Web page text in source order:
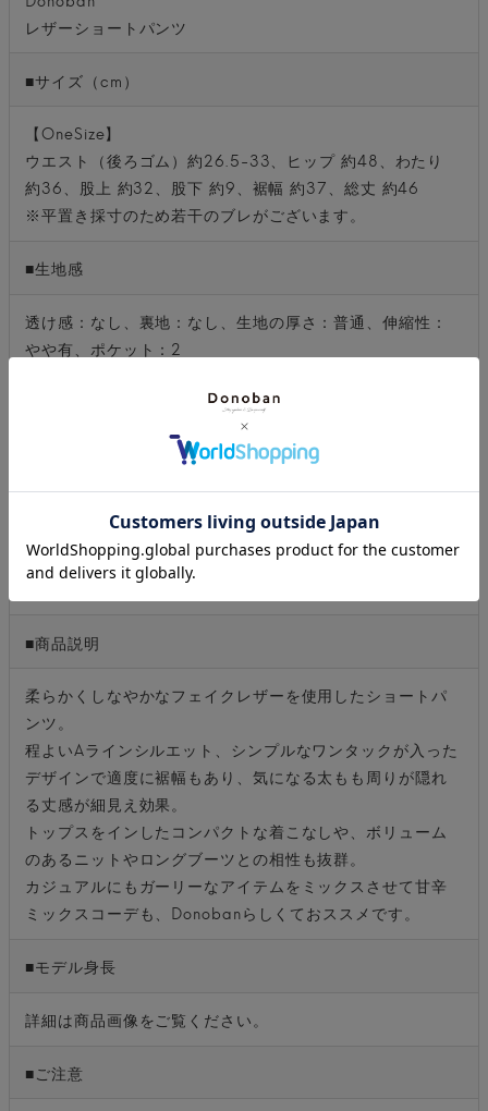
レザーショートパンツ
■サイズ（cm）
【OneSize】
ウエスト（後ろゴム）約26.5-33、ヒップ 約48、わたり
約36、股上 約32、股下 約9、裾幅 約37、総丈 約46
※平置き採寸のため若干のブレがございます。
■生地感
透け感：なし、裏地：なし、生地の厚さ：普通、伸縮性：
やや有、ポケット：2
ブラック、ブラウン、ブルー
［表地合皮］レーヨン 55％、ポリウレタン 45％
［別布］ポリエステル 100％
■商品説明
柔らかくしなやかなフェイクレザーを使用したショートパ
ンツ。
程よいAラインシルエット、シンプルなワンタックが入った
デザインで適度に裾幅もあり、気になる太もも周りが隠れ
る丈感が細見え効果。
トップスをインしたコンパクトな着こなしや、ボリューム
のあるニットやロングブーツとの相性も抜群。
カジュアルにもガーリーなアイテムをミックスさせて甘辛
ミックスコーデも、Donobanらしくておススメです。
■モデル身長
詳細は商品画像をご覧ください。
■ご注意